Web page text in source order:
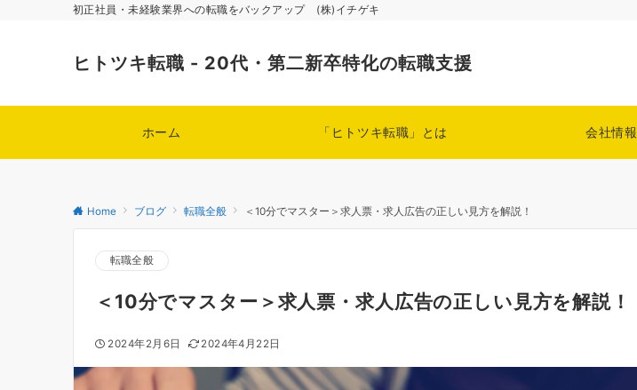
初正社員・未経験業界への転職をバックアップ (株)イチゲキ
ヒトツキ転職 - 20代・第二新卒特化の転職支援
ホーム 「ヒトツキ転職」とは 会社情報
Home ブログ 転職全般 ＜10分でマスター＞求人票・求人広告の正しい見方を解説！
転職全般
＜10分でマスター＞求人票・求人広告の正しい見方を解説！
2024年2月6日 2024年4月22日